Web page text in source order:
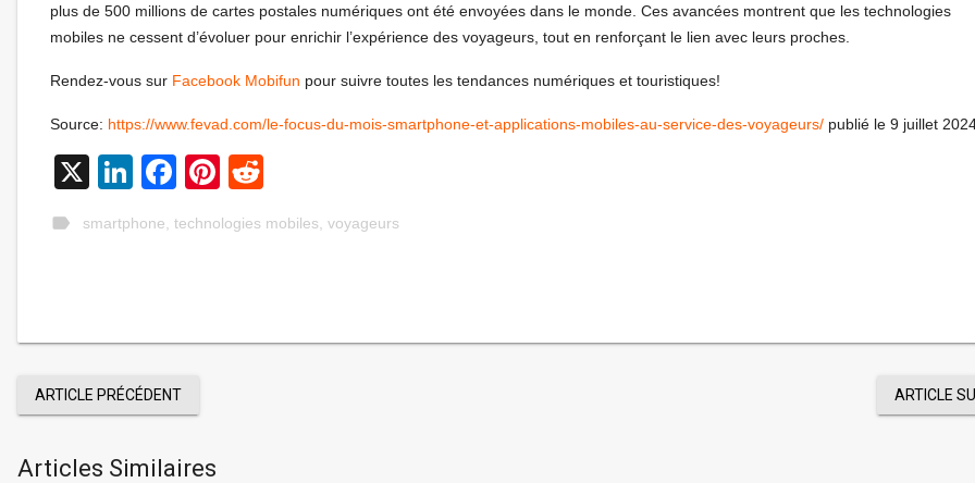
plus de 500 millions de cartes postales numériques ont été envoyées dans le monde. Ces avancées montrent que les technologies
mobiles ne cessent d’évoluer pour enrichir l’expérience des voyageurs, tout en renforçant le lien avec leurs proches.
Rendez-vous sur Facebook Mobifun pour suivre toutes les tendances numériques et touristiques!
Source: https://www.fevad.com/le-focus-du-mois-smartphone-et-applications-mobiles-au-service-des-voyageurs/ publié le 9 juillet
X LinkedIn
Facebook
Pinterest
label smartphone technologies mobiles voyageurs
ARTICLE PRÉCÉDENT ARTICLE
Articles Similaires